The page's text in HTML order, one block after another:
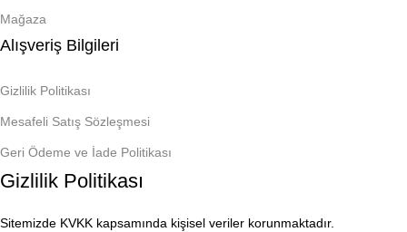
Mağaza
Alışveriş Bilgileri
Gizlilik Politikası
Mesafeli Satış Sözleşmesi
Geri Ödeme ve İade Politikası
Gizlilik Politikası
Sitemizde KVKK kapsamında kişisel veriler korunmaktadır.